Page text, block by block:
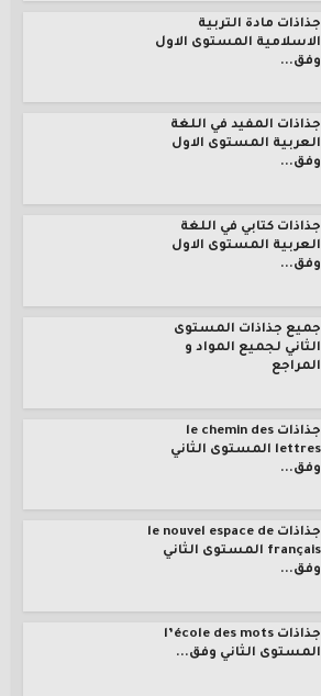
جذاذات مادة التربية
الاسلامية المستوى الاول
وفق...
جذاذات المفيد في اللغة
العربية المستوى الاول
وفق...
جذاذات كتابي في اللغة
العربية المستوى الاول
وفق...
جميع جذاذات المستوى
الثاني لجميع المواد و
المراجع
جذاذات le chemin des
lettres المستوى الثاني
وفق...
جذاذات le nouvel espace de
français المستوى الثاني
وفق...
جذاذات l’école des mots
المستوى الثاني وفق...